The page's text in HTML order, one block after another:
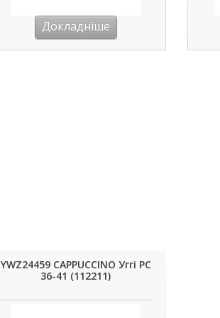
Докладніше
YWZ24459 CAPPUCCINO Уггі РС
36-41 (112211)